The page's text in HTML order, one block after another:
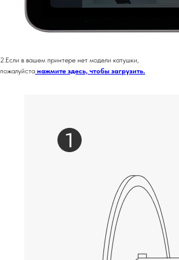
2.Если в вашем принтере нет модели катушки,
пожалуйста нажмите здесь, чтобы загрузить.